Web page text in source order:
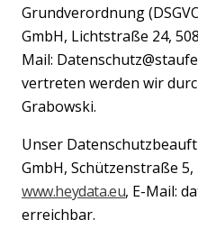
Grundverordnung
GmbH, Lichtstraße 24,
Mail:
vertreten werden wir
Grabowski.
Unser
GmbH, Schützenstraße
www.heydata.eu, E-Mail:
erreichbar.